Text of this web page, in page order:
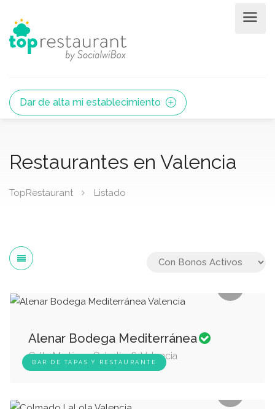
Dar de alta mi establecimiento
Restaurantes en Valencia
TopRestaurant Listado
BAR DE TAPAS Y RESTAURANTE
Alenar Bodega Mediterránea
Calle Martínez Cubells, 6, Valencia